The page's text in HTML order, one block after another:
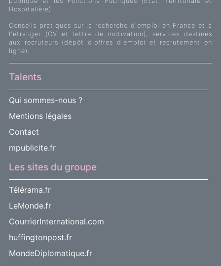
Hospitalière).
Conseils pratiques sur la recherche d'emploi en France et à
l'étranger (CV et lettre de motivation), services destinés
aux recruteurs (dépôt d'offres d'emploi et recrutement en
ligne).
Talents
Qui sommes-nous ?
Mentions légales
Contact
mpublicite.fr
Les sites du groupe
Télérama.fr
LeMonde.fr
CourrierInternational.com
huffingtonpost.fr
MondeDiplomatique.fr